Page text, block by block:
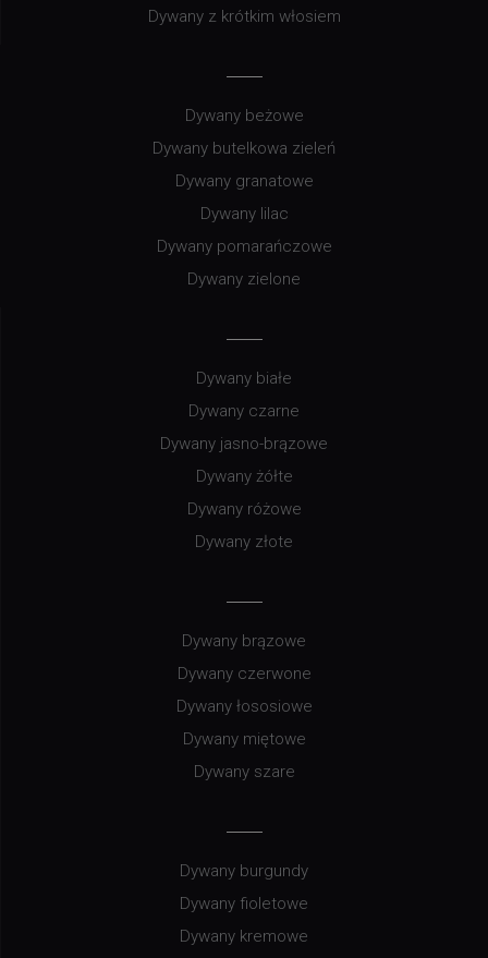
Dywany z krótkim włosiem
Dywany beżowe
Dywany butelkowa zieleń
Dywany granatowe
Dywany lilac
Dywany pomarańczowe
Dywany zielone
Dywany białe
Dywany czarne
Dywany jasno-brązowe
Dywany żółte
Dywany różowe
Dywany złote
Dywany brązowe
Dywany czerwone
Dywany łososiowe
Dywany miętowe
Dywany szare
Dywany burgundy
Dywany fioletowe
Dywany kremowe